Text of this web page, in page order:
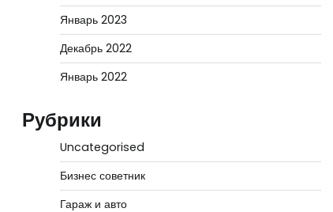
Январь 2023
Декабрь 2022
Январь 2022
Рубрики
Uncategorised
Бизнес советник
Гараж и авто